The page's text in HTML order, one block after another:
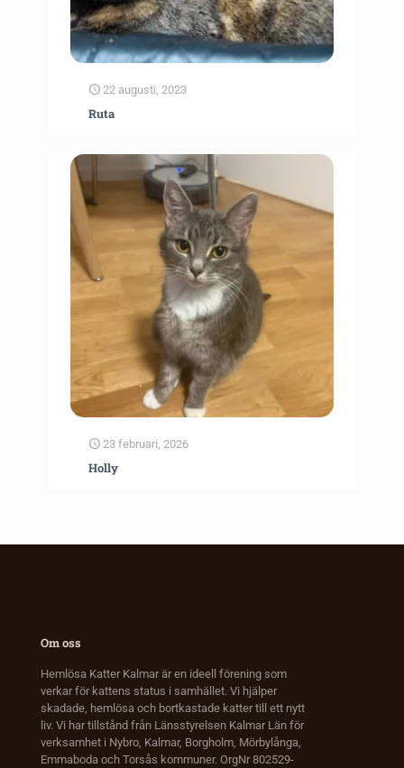
22 augusti, 2023
Ruta
23 februari, 2026
Holly
Om oss
Hemlösa Katter Kalmar är en ideell förening som
verkar för kattens status i samhället. Vi hjälper
skadade, hemlösa och bortkastade katter till ett nytt
liv. Vi har tillstånd från Länsstyrelsen Kalmar Län för
verksamhet i Nybro, Kalmar, Borgholm, Mörbylånga,
Emmaboda och Torsås kommuner. OrgNr 802529-